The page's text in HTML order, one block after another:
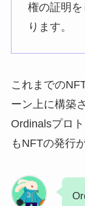
権の証明
ります。
これまでの
ーン上に構築
Ordinalsプロ
もNFTの発行